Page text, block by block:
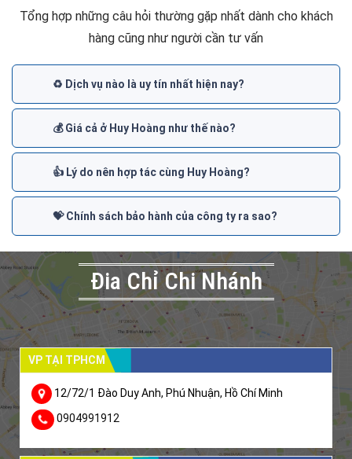
Tổng hợp những câu hỏi thường gặp nhất dành cho khách
hàng cũng như người cần tư vấn
♻️ Dịch vụ nào là uy tín nhất hiện nay?
💰 Giá cả ở Huy Hoàng như thế nào?
👍 Lý do nên hợp tác cùng Huy Hoàng?
💝 Chính sách bảo hành của công ty ra sao?
Đia Chỉ Chi Nhánh
VP TẠI TPHCM
12/72/1 Đào Duy Anh, Phú Nhuận, Hồ Chí Minh
0904991912